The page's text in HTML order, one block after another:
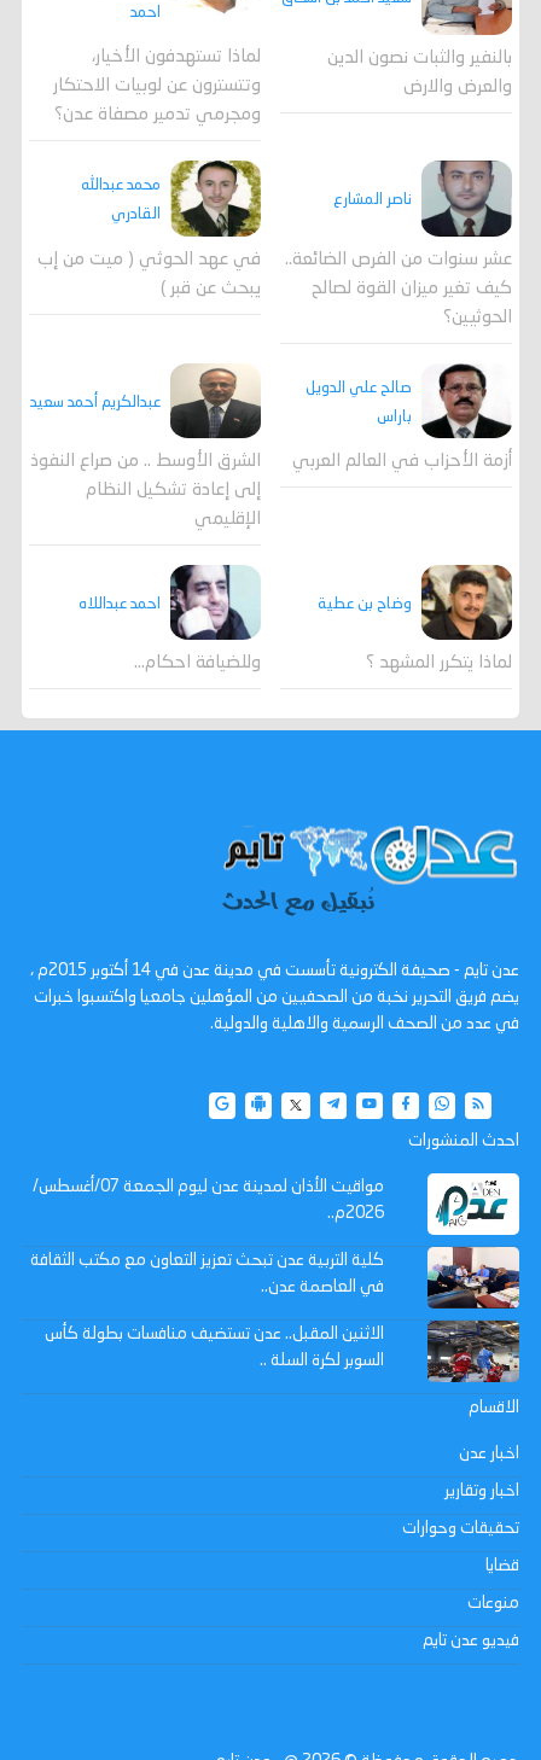
بالنفير والثبات نصون الدين
والعرض والارض
احمد
لماذا تستهدفون الأخيار،
وتتسترون عن لوبيات الاحتكار
ومجرمي تدمير مصفاة عدن؟
ناصر المشارع
عشر سنوات من الفرص الضائعة..
كيف تغير ميزان القوة لصالح
الحوثيين؟
محمد عبدالله
القادري
في عهد الحوثي ( ميت من إب
يبحث عن قبر )
صالح علي الدويل
باراس
أزمة الأحزاب في العالم العربي
عبدالكريم أحمد سعيد
الشرق الأوسط .. من صراع النفوذ
إلى إعادة تشكيل النظام
الإقليمي
وضاح بن عطية
لماذا يتكرر المشهد ؟
احمد عبداللاه
وللضيافة احكام…
عدن تايم - صحيفة الكترونية تأسست في مدينة عدن في 14 أكتوبر 2015م ،
يضم فريق التحرير نخبة من الصحفيين من المؤهلين جامعيا واكتسبوا خبرات
في عدد من الصحف الرسمية والاهلية والدولية.
احدث المنشورات
مواقيت الأذان لمدينة عدن ليوم الجمعة 07/أغسطس/
2026م..
كلية التربية عدن تبحث تعزيز التعاون مع مكتب الثقافة
في العاصمة عدن..
الاثنين المقبل.. عدن تستضيف منافسات بطولة كأس
السوبر لكرة السلة ..
الاقسام
اخبار عدن
اخبار وتقارير
تحقيقات وحوارات
قضايا
منوعات
فيديو عدن تايم